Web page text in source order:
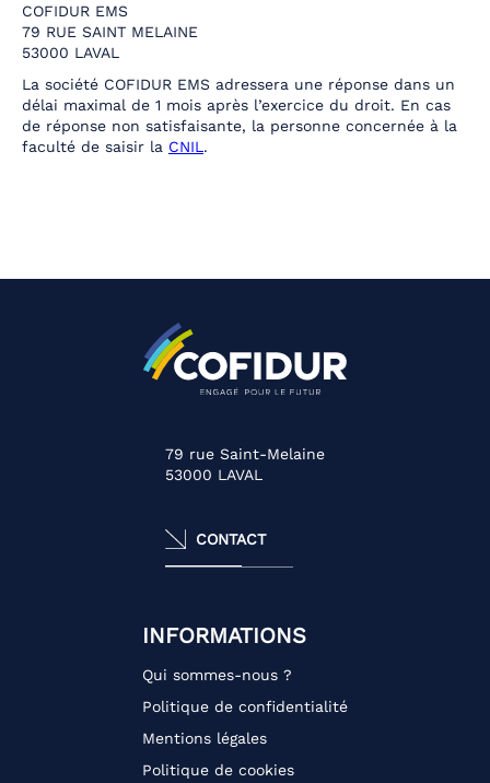
COFIDUR EMS
79 RUE SAINT MELAINE
53000 LAVAL
La société COFIDUR EMS adressera une réponse dans un
délai maximal de 1 mois après l’exercice du droit. En cas
de réponse non satisfaisante, la personne concernée à la
faculté de saisir la CNIL.
79 rue Saint-Melaine
53000 LAVAL
CONTACT
INFORMATIONS
Qui sommes-nous ?
Politique de confidentialité
Mentions légales
Politique de cookies